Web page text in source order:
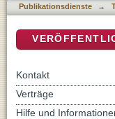
Publikationsdienste →
Kontakt
Verträge
Hilfe und